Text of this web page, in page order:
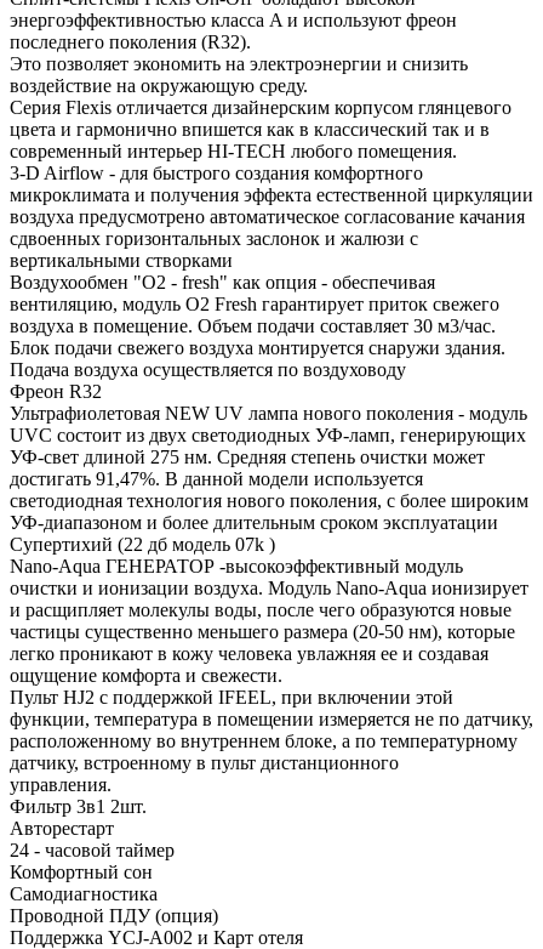
энергоэффективностью класса A и используют фреон
последнего поколения (R32).
Это позволяет экономить на электроэнергии и снизить
воздействие на окружающую среду.
Серия Flexis отличается дизайнерским корпусом глянцевого
цвета и гармонично впишется как в классический так и в
современный интерьер HI-TECH любого помещения.
3-D Airflow - для быстрого создания комфортного
микроклимата и получения эффекта естественной циркуляции
воздуха предусмотрено автоматическое согласование качания
сдвоенных горизонтальных заслонок и жалюзи с
вертикальными створками
Воздухообмен "О2 - fresh" как опция - обеспечивая
вентиляцию, модуль O2 Fresh гарантирует приток свежего
воздуха в помещение. Объем подачи составляет 30 м3/час.
Блок подачи свежего воздуха монтируется снаружи здания.
Подача воздуха осуществляется по воздуховоду
Фреон R32
Ультрафиолетовая NEW UV лампа нового поколения - модуль
UVC состоит из двух светодиодных УФ-ламп, генерирующих
УФ-свет длиной 275 нм. Средняя степень очистки может
достигать 91,47%. В данной модели используется
светодиодная технология нового поколения, с более широким
УФ-диапазоном и более длительным сроком эксплуатации
Супертихий (22 дб модель 07k )
Nano-Aqua ГЕНЕРАТОР -высокоэффективный модуль
очистки и ионизации воздуха. Модуль Nano-Aqua ионизирует
и расщипляет молекулы воды, после чего образуются новые
частицы существенно меньшего размера (20-50 нм), которые
легко проникают в кожу человека увлажняя ее и создавая
ощущение комфорта и свежести.
Пульт HJ2 с поддержкой IFEEL, при включении этой
функции, температура в помещении измеряется не по датчику,
расположенному во внутреннем блоке, а по температурному
датчику, встроенному в пульт дистанционного
управления.
Фильтр 3в1 2шт.
Авторестарт
24 - часовой таймер
Комфортный сон
Самодиагностика
Проводной ПДУ (опция)
Поддержка YCJ-A002 и Карт отеля